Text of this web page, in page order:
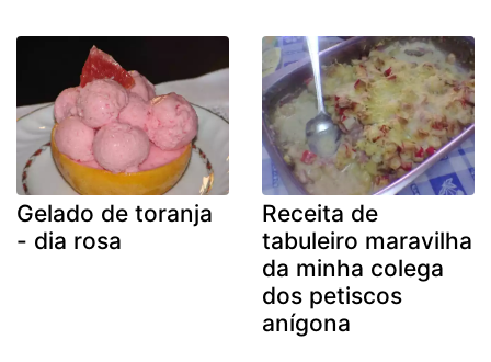
Gelado de toranja
- dia rosa
Receita de
tabuleiro maravilha
da minha colega
dos petiscos
anígona